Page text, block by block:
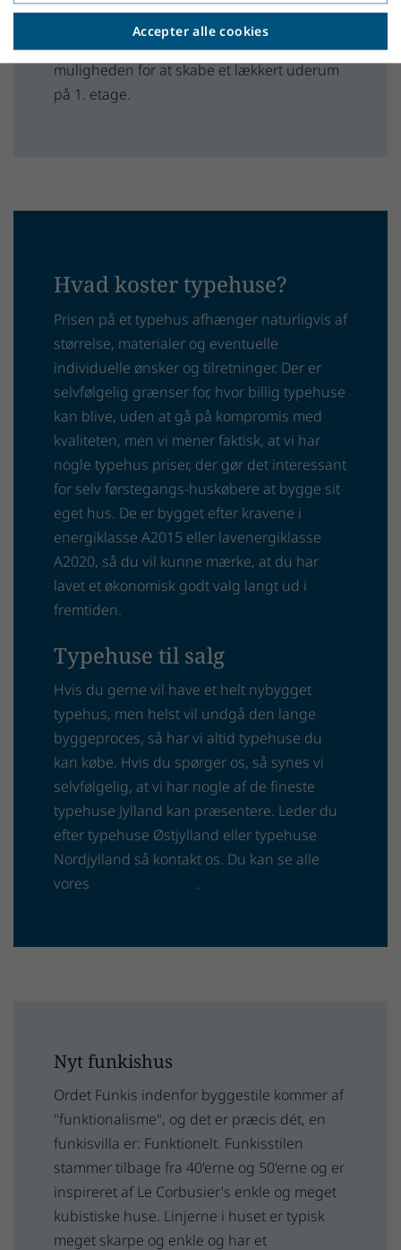
ikke blot skal nyde den smukke udsigt
gennem vinduerne, men at du også har
muligheden for at skabe et lækkert uderum
på 1. etage.
Hvad koster typehuse?
Prisen på et typehus afhænger naturligvis af
størrelse, materialer og eventuelle
individuelle ønsker og tilretninger. Der er
selvfølgelig grænser for, hvor billig typehuse
kan blive, uden at gå på kompromis med
kvaliteten, men vi mener faktisk, at vi har
nogle typehus priser, der gør det interessant
for selv førstegangs-huskøbere at bygge sit
eget hus. De er bygget efter kravene i
energiklasse A2015 eller lavenergiklasse
A2020, så du vil kunne mærke, at du har
lavet et økonomisk godt valg langt ud i
fremtiden.
Typehuse til salg
Hvis du gerne vil have et helt nybygget
typehus, men helst vil undgå den lange
byggeproces, så har vi altid typehuse du
kan købe. Hvis du spørger os, så synes vi
selvfølgelig, at vi har nogle af de fineste
typehuse Jylland kan præsentere. Leder du
efter typehuse Østjylland eller typehuse
Nordjylland så kontakt os. Du kan se alle
vores
.
Nyt funkishus
Ordet Funkis indenfor byggestile kommer af
"funktionalisme", og det er præcis dét, en
funkisvilla er: Funktionelt. Funkisstilen
stammer tilbage fra 40'erne og 50'erne og er
inspireret af Le Corbusier's enkle og meget
kubistiske huse. Linjerne i huset er typisk
meget skarpe og enkle og har et
Accepter alle cookies